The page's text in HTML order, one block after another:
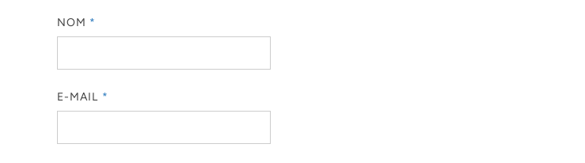
NOM *
E-MAIL *